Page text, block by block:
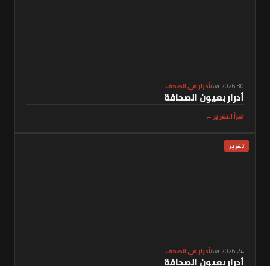
30 Avr 2026 أدرار في الصحف
أدرار بعيون الصحافة
اقرأ التقرير ←
تقرير
24 Avr 2026 أدرار في الصحف
أدرار بعيون الصحافة